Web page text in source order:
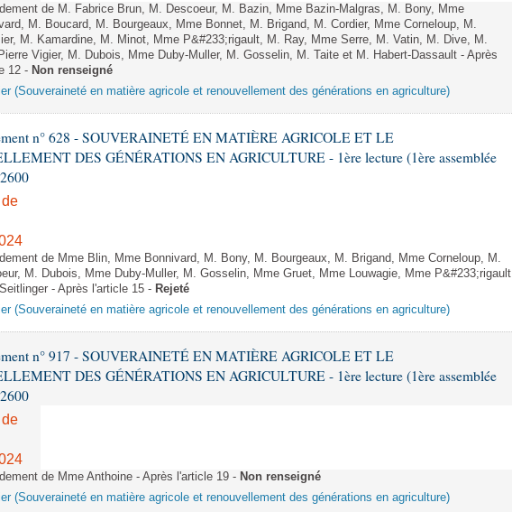
de M. Fabrice Brun, M. Descoeur, M. Bazin, Mme Bazin-Malgras, M. Bony, Mme
M. Boucard, M. Bourgeaux, Mme Bonnet, M. Brigand, M. Cordier, Mme Corneloup, M.
M. Kamardine, M. Minot, Mme P&#233;rigault, M. Ray, Mme Serre, M. Vatin, M. Dive, M.
Vigier, M. Dubois, Mme Duby-Muller, M. Gosselin, M. Taite et M. Habert-Dassault - Après
12 - Non renseigné
(Souveraineté en matière agricole et renouvellement des générations en agriculture)
n° 628 - SOUVERAINETÉ EN MATIÈRE AGRICOLE ET LE
DES GÉNÉRATIONS EN AGRICULTURE - 1ère lecture (1ère assemblée
de
de Mme Blin, Mme Bonnivard, M. Bony, M. Bourgeaux, M. Brigand, Mme Corneloup, M.
M. Dubois, Mme Duby-Muller, M. Gosselin, Mme Gruet, Mme Louwagie, Mme P&#233;rigault
- Après l'article 15 - Rejeté
(Souveraineté en matière agricole et renouvellement des générations en agriculture)
n° 917 - SOUVERAINETÉ EN MATIÈRE AGRICOLE ET LE
DES GÉNÉRATIONS EN AGRICULTURE - 1ère lecture (1ère assemblée
de
de Mme Anthoine - Après l'article 19 - Non renseigné
(Souveraineté en matière agricole et renouvellement des générations en agriculture)